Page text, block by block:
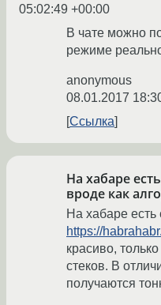
05:02:49 +00:00
В чате можно
режиме
anonymous
08.01.2017
Ссылка
На хабаре
вроде как
На хабаре
https://
красиво,
стеков. В
получаются